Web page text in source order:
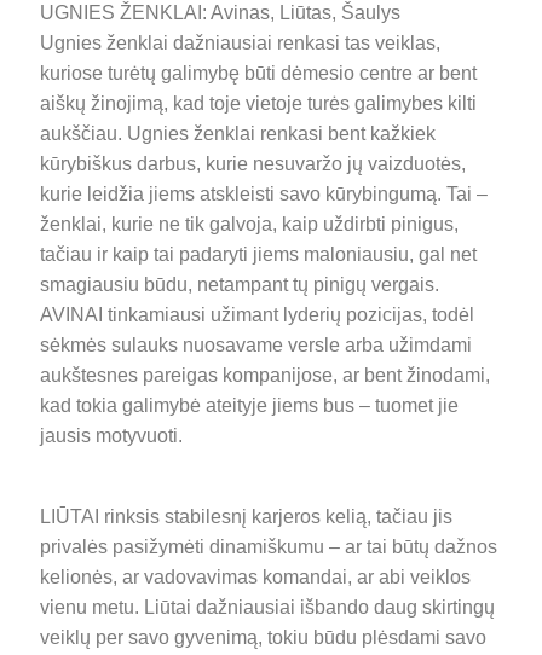
UGNIES ŽENKLAI: Avinas, Liūtas, Šaulys
Ugnies ženklai dažniausiai renkasi tas veiklas,
kuriose turėtų galimybę būti dėmesio centre ar bent
aiškų žinojimą, kad toje vietoje turės galimybes kilti
aukščiau. Ugnies ženklai renkasi bent kažkiek
kūrybiškus darbus, kurie nesuvaržo jų vaizduotės,
kurie leidžia jiems atskleisti savo kūrybingumą. Tai –
ženklai, kurie ne tik galvoja, kaip uždirbti pinigus,
tačiau ir kaip tai padaryti jiems maloniausiu, gal net
smagiausiu būdu, netampant tų pinigų vergais.
AVINAI tinkamiausi užimant lyderių pozicijas, todėl
sėkmės sulauks nuosavame versle arba užimdami
aukštesnes pareigas kompanijose, ar bent žinodami,
kad tokia galimybė ateityje jiems bus – tuomet jie
jausis motyvuoti.
LIŪTAI rinksis stabilesnį karjeros kelią, tačiau jis
privalės pasižymėti dinamiškumu – ar tai būtų dažnos
kelionės, ar vadovavimas komandai, ar abi veiklos
vienu metu. Liūtai dažniausiai išbando daug skirtingų
veiklų per savo gyvenimą, tokiu būdu plėsdami savo